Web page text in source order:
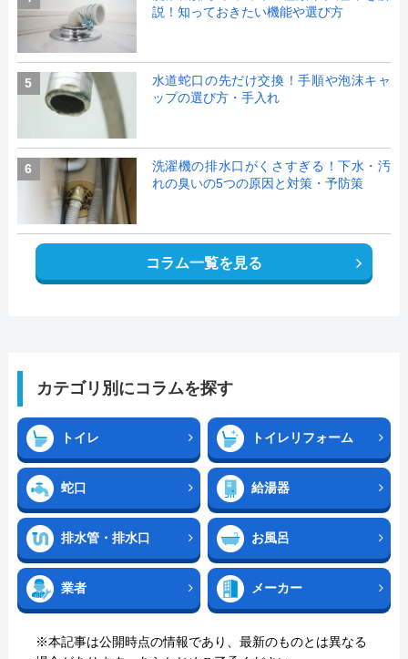
説！知っておきたい機能や選び方
5
水道蛇口の先だけ交換！手順や泡沫キャ
ップの選び方・手入れ
6
洗濯機の排水口がくさすぎる！下水・汚
れの臭いの5つの原因と対策・予防策
コラム一覧を見る
カテゴリ別にコラムを探す
トイレ トイレリフォーム
蛇口 給湯器
排水管・排水口 お風呂
業者 メーカー
※本記事は公開時点の情報であり、最新のものとは異なる